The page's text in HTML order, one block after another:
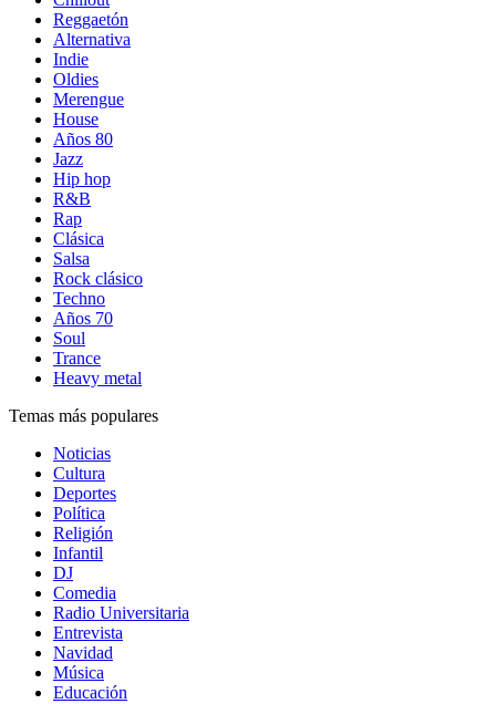
Reggaetón
Alternativa
Indie
Oldies
Merengue
House
Años 80
Jazz
Hip hop
R&B
Rap
Clásica
Salsa
Rock clásico
Techno
Años 70
Soul
Trance
Heavy metal
Temas más populares
Noticias
Cultura
Deportes
Política
Religión
Infantil
DJ
Comedia
Radio Universitaria
Entrevista
Navidad
Música
Educación